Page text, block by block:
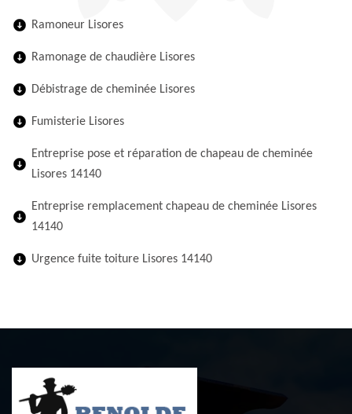
Ramoneur Lisores
Ramonage de chaudière Lisores
Débistrage de cheminée Lisores
Fumisterie Lisores
Entreprise pose et réparation de chapeau de cheminée
Lisores 14140
Entreprise remplacement chapeau de cheminée Lisores
14140
Urgence fuite toiture Lisores 14140